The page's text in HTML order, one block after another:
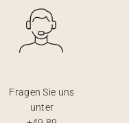
Fragen Sie uns
unter